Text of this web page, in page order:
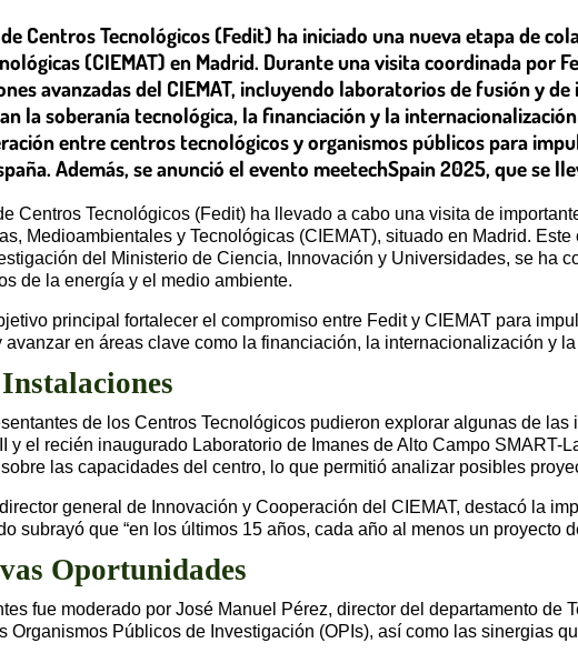
Centros Tecnológicos (Fedit) ha iniciado una nueva etapa de
(CIEMAT) en Madrid. Durante una visita coordinada por
avanzadas del CIEMAT, incluyendo laboratorios de fusión y
la soberanía tecnológica, la financiación y la
entre centros tecnológicos y organismos públicos para
Además, se anunció el evento meetechSpain 2025, que se
Centros Tecnológicos (Fedit) ha llevado a cabo una visita de
Medioambientales y Tecnológicas (CIEMAT), situado en Madrid.
del Ministerio de Ciencia, Innovación y Universidades, se ha
de la energía y el medio ambiente.
principal fortalecer el compromiso entre Fedit y CIEMAT para
avanzar en áreas clave como la financiación, la internacionalización y
de los Centros Tecnológicos pudieron explorar algunas de
y el recién inaugurado Laboratorio de Imanes de Alto Campo SMART-
las capacidades del centro, lo que permitió analizar posibles
general de Innovación y Cooperación del CIEMAT, destacó la
subrayó que “en los últimos 15 años, cada año al menos un proyecto
Oportunidades
fue moderado por José Manuel Pérez, director del departamento de
Organismos Públicos de Investigación (OPIs), así como las sinergias